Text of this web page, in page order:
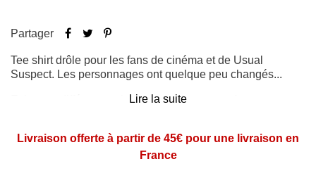
Partager
Tee shirt drôle pour les fans de cinéma et de Usual
Suspect. Les personnages ont quelque peu changés...
​Existe en différents coloris, coupe homme et femme.
Conseil d'entretien : Lavage à 40°C, tee-shirt à l'envers.
Lire la suite
Livraison offerte à partir de 45€ pour une livraison en
France